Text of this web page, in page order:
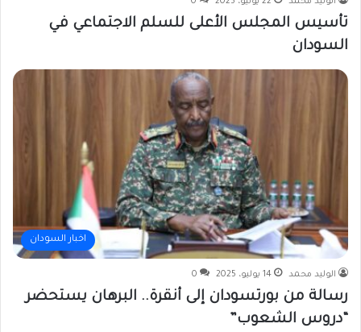
تأسيس المجلس الأعلى للسلم الاجتماعي في
السودان
اخبار السودان
الوليد محمد 14 يوليو، 2025 0
رسالة من بورتسودان إلى أنقرة.. البرهان يستحضر
“دروس الشعوب”